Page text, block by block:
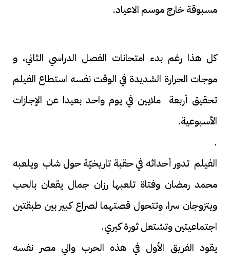
مسبوقة خارج موسم الاعياد.
كل هذا رغم بدء امتحانات الفصل الدراسي الثاني، و
موجات الحرارة الشديدة في الوقت نفسه استطاع الفيلم
تحقيق أربعة ملايين في يوم واحد بعيدا عن الإجازات
الأسبوعية.
.
الفيلم تدور أحداثه في حقبة تاريخيّة حول شاب ويلعبه
محمد رمضان وفتاة تلعبها رزان جمال يقعان بالحب
ويتزوجان سرا، وتتحول قصتهما لصراع كبير بين طبقتين
اجتماعيتين وتشتعل ثورة كبري.
يقود الفريق الأول في هذه الحرب والي مصر نفسه